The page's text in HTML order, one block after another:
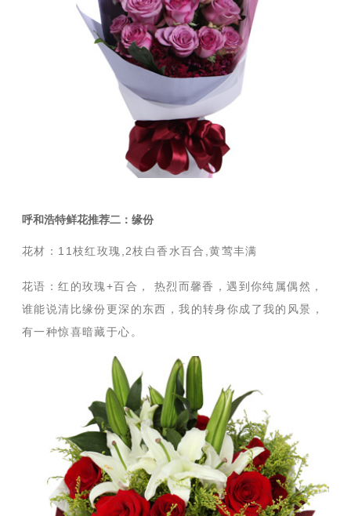
呼和浩特鲜花推荐二：缘份
花材：11枝红玫瑰,2枝白香水百合,黄莺丰满
花语：红的玫瑰+百合， 热烈而馨香，遇到你纯属偶然，
谁能说清比缘份更深的东西，我的转身你成了我的风景，
有一种惊喜暗藏于心。